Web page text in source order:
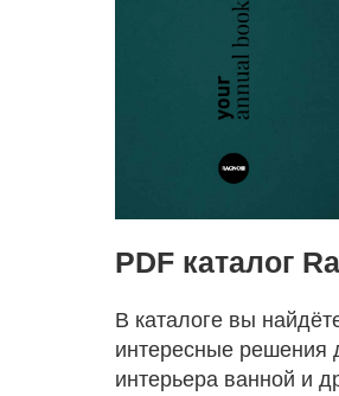
В каталоге вы
интересные решения
интерьера ванной и
PDF каталог